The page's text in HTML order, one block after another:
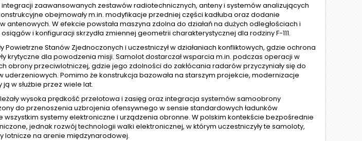
integracji zaawansowanych zestawów radiotechnicznych, anteny i systemów analizujących
obejmowały m.in. modyfikacje przedniej części kadłuba oraz dodanie
antenowych. W efekcie powstała maszyna zdolna do działań na dużych odległościach i
i konfiguracji skrzydła zmiennej geometrii charakterystycznej dla rodziny F-111.
Powietrzne Stanów Zjednoczonych i uczestniczył w działaniach konfliktowych, gdzie ochrona
krytyczne dla powodzenia misji. Samolot dostarczał wsparcia m.in. podczas operacji w
obrony przeciwlotniczej, gdzie jego zdolności do zakłócania radarów przyczyniały się do
uderzeniowych. Pomimo że konstrukcja bazowała na starszym projekcie, modernizacje
w służbie przez wiele lat.
wysoka prędkość przelotowa i zasięg oraz integracja systemów samoobrony
do przenoszenia uzbrojenia ofensywnego w sensie standardowych ładunków
systemy elektroniczne i urządzenia obronne. W polskim kontekście bezpośrednie
jednak rozwój technologii walki elektronicznej, w którym uczestniczyły te samoloty,
lotnicze na arenie międzynarodowej.